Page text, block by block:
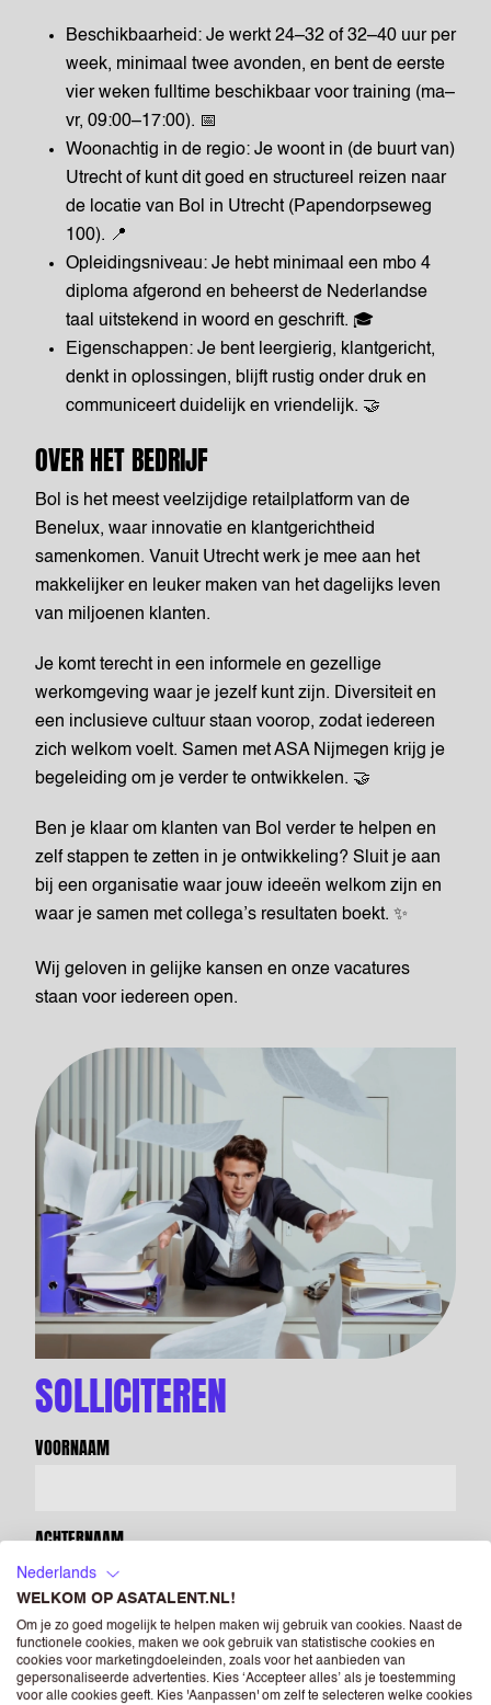
Beschikbaarheid: Je werkt 24–32 of 32–40 uur per
week, minimaal twee avonden, en bent de eerste
vier weken fulltime beschikbaar voor training (ma–
vr, 09:00–17:00). 📅
Woonachtig in de regio: Je woont in (de buurt van)
Utrecht of kunt dit goed en structureel reizen naar
de locatie van Bol in Utrecht (Papendorpseweg
100). 📍
Opleidingsniveau: Je hebt minimaal een mbo 4
diploma afgerond en beheerst de Nederlandse
taal uitstekend in woord en geschrift. 🎓
Eigenschappen: Je bent leergierig, klantgericht,
denkt in oplossingen, blijft rustig onder druk en
communiceert duidelijk en vriendelijk. 🤝
OVER HET BEDRIJF
Bol is het meest veelzijdige retailplatform van de
Benelux, waar innovatie en klantgerichtheid
samenkomen. Vanuit Utrecht werk je mee aan het
makkelijker en leuker maken van het dagelijks leven
van miljoenen klanten.
Je komt terecht in een informele en gezellige
werkomgeving waar je jezelf kunt zijn. Diversiteit en
een inclusieve cultuur staan voorop, zodat iedereen
zich welkom voelt. Samen met ASA Nijmegen krijg je
begeleiding om je verder te ontwikkelen. 🤝
Ben je klaar om klanten van Bol verder te helpen en
zelf stappen te zetten in je ontwikkeling? Sluit je aan
bij een organisatie waar jouw ideeën welkom zijn en
waar je samen met collega’s resultaten boekt. ✨
Wij geloven in gelijke kansen en onze vacatures
staan voor iedereen open.
SOLLICITEREN
VOORNAAM
ACHTERNAAM
E-MAILADRES
Nederlands
WELKOM OP ASATALENT.NL!
Om je zo goed mogelijk te helpen maken wij gebruik van cookies. Naast de
functionele cookies, maken we ook gebruik van statistische cookies en
cookies voor marketingdoeleinden, zoals voor het aanbieden van
gepersonaliseerde advertenties. Kies ‘Accepteer alles’ als je toestemming
voor alle cookies geeft. Kies 'Aanpassen' om zelf te selecteren welke cookies